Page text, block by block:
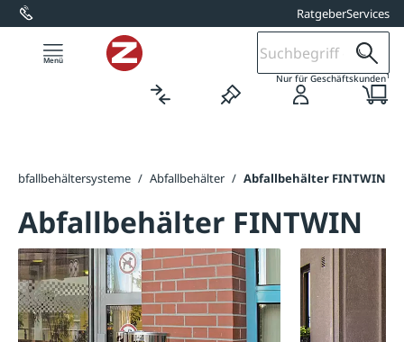
springen RatgeberServices
Nur für Geschäftskunden1
Abfallbehältersysteme / Abfallbehälter / Abfallbehälter FINTWIN
Abfallbehälter FINTWIN